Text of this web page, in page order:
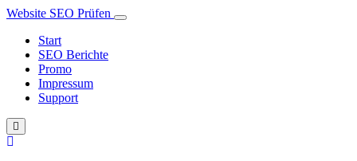
Website SEO Prüfen
Start
SEO Berichte
Promo
Impressum
Support